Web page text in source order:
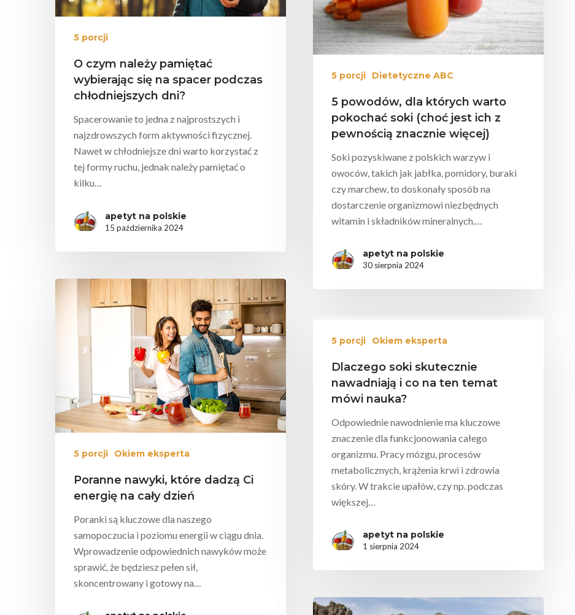
5 porcji
O czym należy pamiętać
wybierając się na spacer podczas
chłodniejszych dni?
Spacerowanie to jedna z najprostszych i
najzdrowszych form aktywności fizycznej.
Nawet w chłodniejsze dni warto korzystać z
tej formy ruchu, jednak należy pamiętać o
kilku…
apetyt na polskie
15 października 2024
5 porcji Dietetyczne ABC
5 powodów, dla których warto
pokochać soki (choć jest ich z
pewnością znacznie więcej)
Soki pozyskiwane z polskich warzyw i
owoców, takich jak jabłka, pomidory, buraki
czy marchew, to doskonały sposób na
dostarczenie organizmowi niezbędnych
witamin i składników mineralnych.…
apetyt na polskie
30 sierpnia 2024
5 porcji Okiem eksperta
Poranne nawyki, które dadzą Ci
energię na cały dzień
Poranki są kluczowe dla naszego
samopoczucia i poziomu energii w ciągu dnia.
Wprowadzenie odpowiednich nawyków może
sprawić, że będziesz pełen sił,
skoncentrowany i gotowy na…
5 porcji Okiem eksperta
Dlaczego soki skutecznie
nawadniają i co na ten temat
mówi nauka?
Odpowiednie nawodnienie ma kluczowe
znaczenie dla funkcjonowania całego
organizmu. Pracy mózgu, procesów
metabolicznych, krążenia krwi i zdrowia
skóry. W trakcie upałów, czy np. podczas
większej…
apetyt na polskie
1 sierpnia 2024